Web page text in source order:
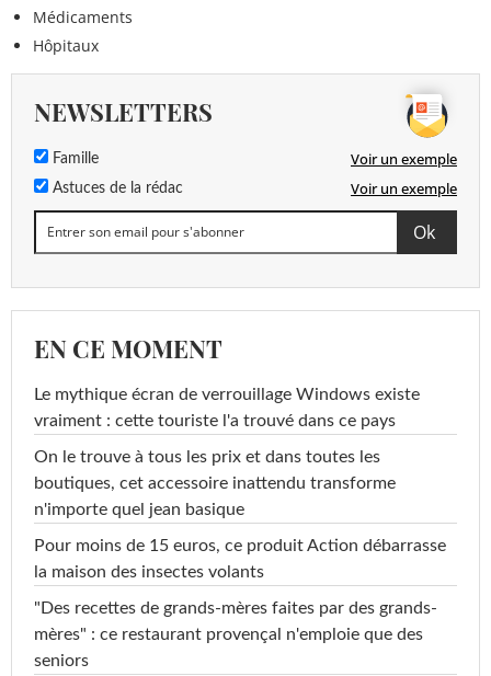
Médicaments
Hôpitaux
NEWSLETTERS
Famille Voir un exemple
Astuces de la rédac Voir un exemple
EN CE MOMENT
Le mythique écran de verrouillage Windows existe
vraiment : cette touriste l'a trouvé dans ce pays
On le trouve à tous les prix et dans toutes les
boutiques, cet accessoire inattendu transforme
n'importe quel jean basique
Pour moins de 15 euros, ce produit Action débarrasse
la maison des insectes volants
"Des recettes de grands-mères faites par des grands-
mères" : ce restaurant provençal n'emploie que des
seniors